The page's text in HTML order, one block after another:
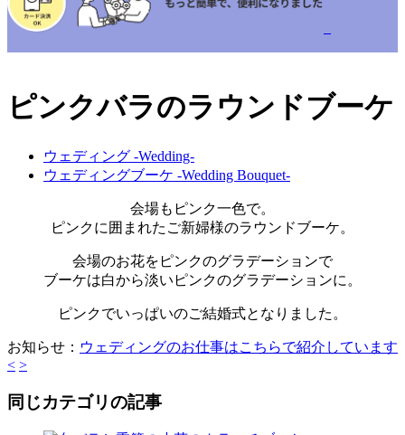
ピンクバラのラウンドブーケ
ウェディング -Wedding-
ウェディングブーケ -Wedding Bouquet-
会場もピンク一色で。
ピンクに囲まれたご新婦様のラウンドブーケ。
会場のお花をピンクのグラデーションで
ブーケは白から淡いピンクのグラデーションに。
ピンクでいっぱいのご結婚式となりました。
お知らせ： ウェディングのお仕事はこちらで紹介しています
< >
同じカテゴリの記事